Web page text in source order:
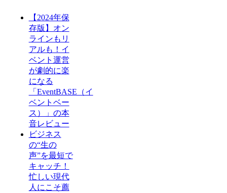
【2024年保
存版】オン
ラインもリ
アルも！イ
ベント運営
が劇的に楽
になる
「EventBASE（イ
ベントベー
ス）」の本
音レビュー
ビジネス
の“生の
声”を最短で
キャッチ！
忙しい現代
人にこそ薦